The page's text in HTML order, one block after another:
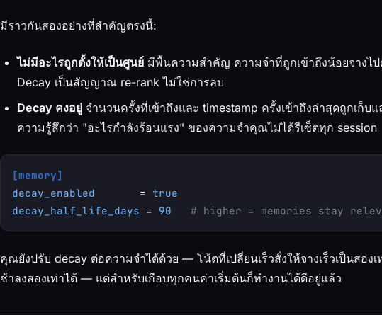
มีราวกันสองอย่างที่สำคัญตรงนี้:
ไม่มีอะไรถูกตั้งให้เป็นศูนย์ มีพื้นความสำคัญ ความจำที่ถูกเข้าถึงน้อยจางไ
Decay เป็นสัญญาณ re-rank ไม่ใช่การลบ
Decay คงอยู่ จำนวนครั้งที่เข้าถึงและ timestamp ครั้งเข้าถึงล่าสุดถูกเก็บ
ความรู้สึกว่า "อะไรกำลังร้อนแรง" ของความจำคุณไม่ได้รีเซ็ตทุก session
[memory]
decay_enabled
       =
true
decay_half_life_days = 90 # higher = memories stay
คุณยังปรับ decay ต่อความจำได้ด้วย — โน้ตที่เปลี่ยนเร็วสั่งให้จางเร็วเป็นสอง
ช้าลงสองเท่าได้ — แต่สำหรับเกือบทุกคนค่าเริ่มต้นก็ทำงานได้ดีอยู่แล้ว